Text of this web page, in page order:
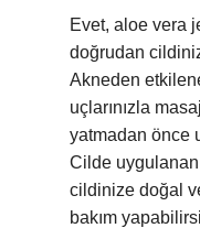
Evet, aloe vera
doğrudan
Akneden
uçlarınızla
yatmadan önce
Cilde
cildinize doğal
bakım